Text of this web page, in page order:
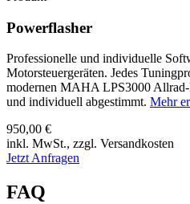
Powerflasher
Professionelle und individuelle
Motorsteuergeräten. Jedes
modernen MAHA LPS3000
und individuell abgestimmt. Mehr
950,00 €
inkl. MwSt., zzgl. Versandkosten
Jetzt Anfragen
FAQ